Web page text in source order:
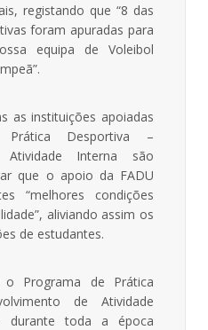
registando que “8 das
foram apuradas para
equipa de Voleibol
as instituições apoiadas
Desportiva –
Atividade Interna são
que o apoio da FADU
“melhores condições
aliviando assim os
de estudantes.
o Programa de Prática
de Atividade
durante toda a época